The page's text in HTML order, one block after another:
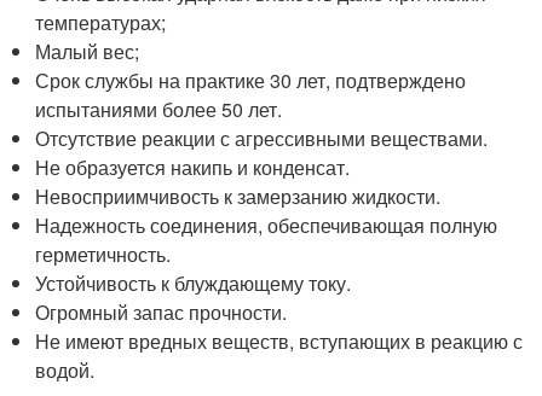
температурах;
Малый вес;
Срок службы на практике 30 лет, подтверждено
испытаниями более 50 лет.
Отсутствие реакции с агрессивными веществами.
Не образуется накипь и конденсат.
Невосприимчивость к замерзанию жидкости.
Надежность соединения, обеспечивающая полную
герметичность.
Устойчивость к блуждающему току.
Огромный запас прочности.
Не имеют вредных веществ, вступающих в реакцию с
водой.